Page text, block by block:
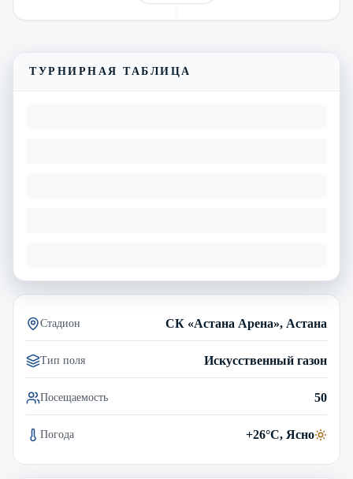
ТУРНИРНАЯ ТАБЛИЦА
Стадион СК «Астана Арена», Астана
Тип поля Искусственный газон
Посещаемость 50
Погода +26°C, Ясно